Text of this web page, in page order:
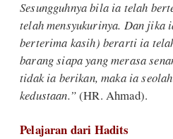
Sesungguhnya bila ia telah
telah mensyukurinya. Dan jika
berterima kasih) berarti ia
barang siapa yang merasa
tidak ia berikan, maka ia
kedustaan.”(HR. Ahmad).
Pelajaran dari Hadits